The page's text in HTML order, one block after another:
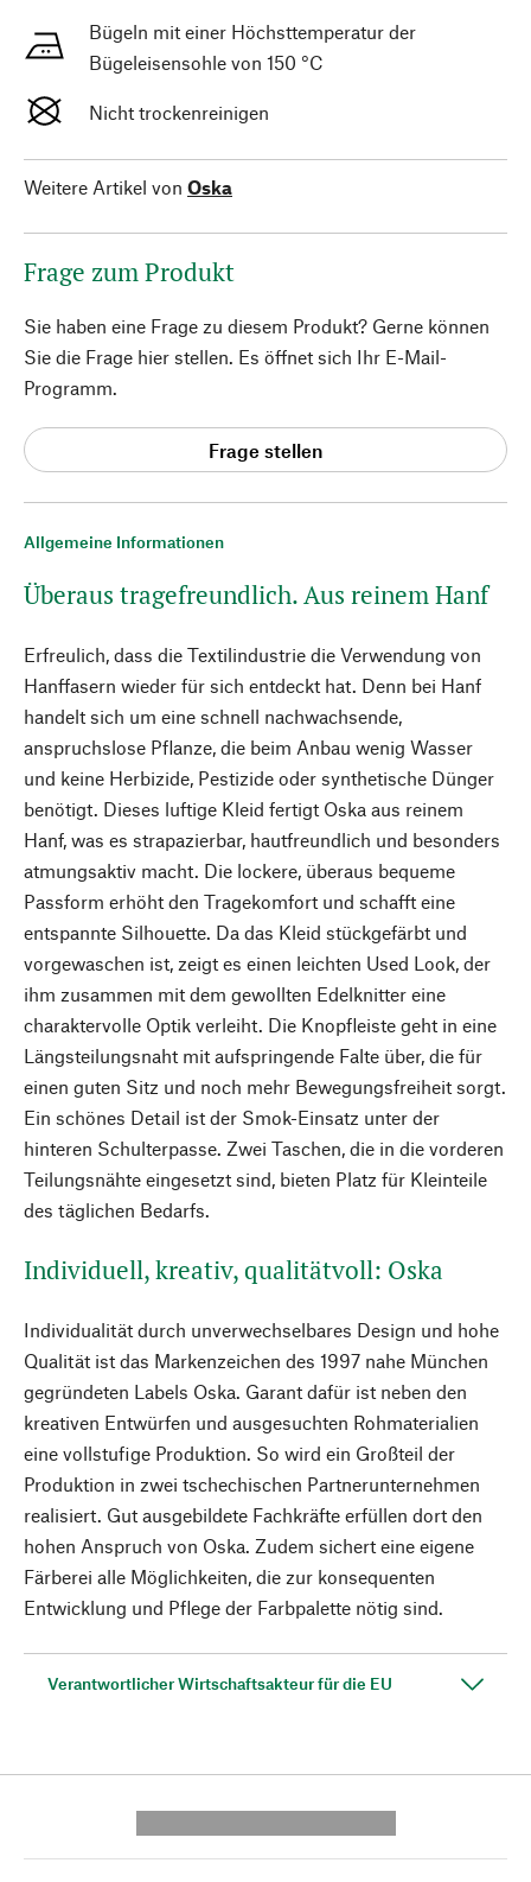
Allgemeine Informationen
Überaus tragefreundlich. Aus reinem Hanf
Erfreulich, dass die Textilindustrie die Verwendung von
Hanffasern wieder für sich entdeckt hat. Denn bei Hanf
handelt sich um eine schnell nachwachsende,
anspruchslose Pflanze, die beim Anbau wenig Wasser
und keine Herbizide, Pestizide oder synthetische Dünger
benötigt. Dieses luftige Kleid fertigt Oska aus reinem
Hanf, was es strapazierbar, hautfreundlich und besonders
atmungsaktiv macht. Die lockere, überaus bequeme
Passform erhöht den Tragekomfort und schafft eine
entspannte Silhouette. Da das Kleid stückgefärbt und
vorgewaschen ist, zeigt es einen leichten Used Look, der
ihm zusammen mit dem gewollten Edelknitter eine
charaktervolle Optik verleiht. Die Knopfleiste geht in eine
Längsteilungsnaht mit aufspringende Falte über, die für
einen guten Sitz und noch mehr Bewegungsfreiheit sorgt.
Ein schönes Detail ist der Smok-Einsatz unter der
hinteren Schulterpasse. Zwei Taschen, die in die vorderen
Teilungsnähte eingesetzt sind, bieten Platz für Kleinteile
des täglichen Bedarfs.
Individuell, kreativ, qualitätvoll: Oska
Individualität durch unverwechselbares Design und hohe
Qualität ist das Markenzeichen des 1997 nahe München
gegründeten Labels Oska. Garant dafür ist neben den
kreativen Entwürfen und ausgesuchten Rohmaterialien
eine vollstufige Produktion. So wird ein Großteil der
Produktion in zwei tschechischen Partnerunternehmen
realisiert. Gut ausgebildete Fachkräfte erfüllen dort den
hohen Anspruch von Oska. Zudem sichert eine eigene
Färberei alle Möglichkeiten, die zur konsequenten
Entwicklung und Pflege der Farbpalette nötig sind.
Verantwortlicher Wirtschaftsakteur für die EU
Bügeln mit einer Höchsttemperatur der
Bügeleisensohle von 150 °C
Nicht trockenreinigen
Weitere Artikel von Oska
Frage zum Produkt
Sie haben eine Frage zu diesem Produkt? Gerne können
Sie die Frage hier stellen. Es öffnet sich Ihr E-Mail-
Programm.
Frage stellen